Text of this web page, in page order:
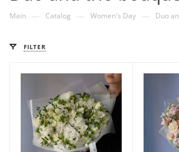
Main — Catalog — Women's Day — Duo
FILTER